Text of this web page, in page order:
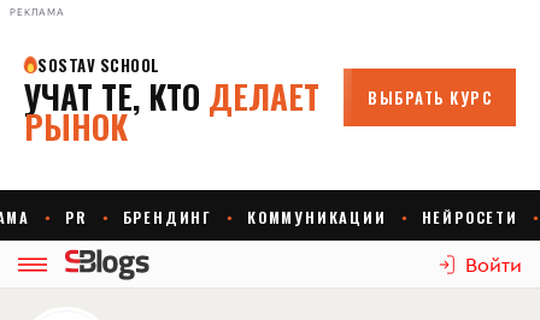
РЕКЛАМА
Войти